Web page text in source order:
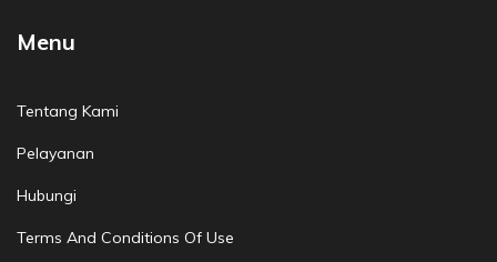
Menu
Tentang Kami
Pelayanan
Hubungi
Terms And Conditions Of Use